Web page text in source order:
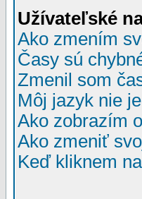
Užívateľské
Ako zmením
Časy sú
Zmenil som
Môj jazyk nie
Ako zobrazím
Ako zmeniť
Keď kliknem